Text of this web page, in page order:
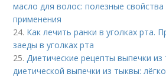
масло для волос: полезные
применения
24. Как лечить ранки в уголках рта.
заеды в уголках рта
25.Диетические рецепты выпечки
диетической выпечки из тыквы: